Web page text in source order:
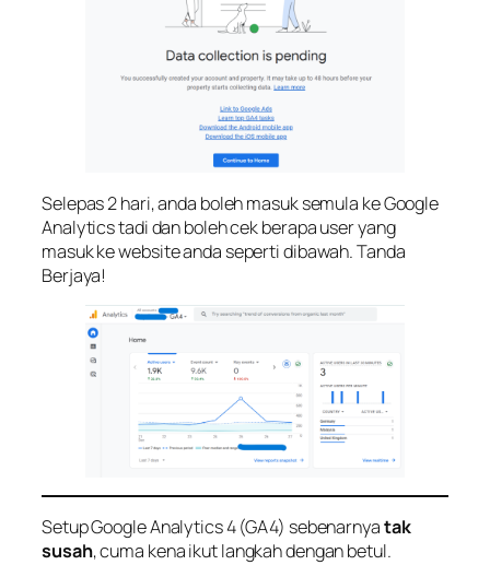
Selepas 2 hari, anda boleh masuk semula ke Google
Analytics tadi dan boleh cek berapa user yang
masuk ke website anda seperti dibawah. Tanda
Berjaya!
Setup Google Analytics 4 (GA4) sebenarnyatak
susah, cuma kena ikut langkah dengan betul.